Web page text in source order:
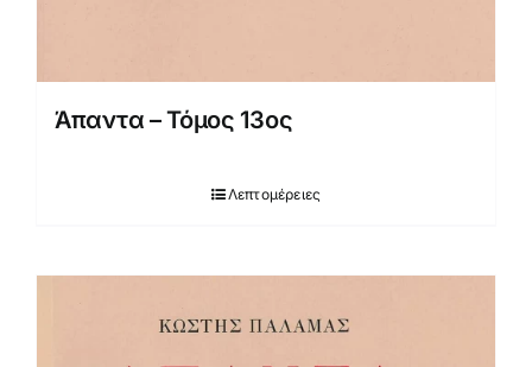
Άπαντα – Τόμος 13ος
Λεπτομέρειες